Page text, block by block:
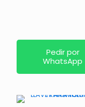
Pedir por
WhatsApp